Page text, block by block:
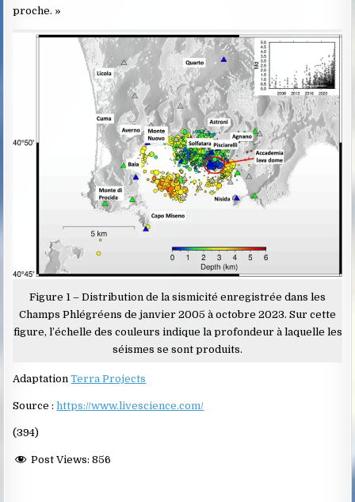
proche. »
Figure 1 – Distribution de la sismicité enregistrée dans les
Champs Phlégréens de janvier 2005 à octobre 2023. Sur cette
figure, l’échelle des couleurs indique la profondeur à laquelle les
séismes se sont produits.
AdaptationTerra Projects
Source :https://www.livescience.com/
(394)
Post Views: 856